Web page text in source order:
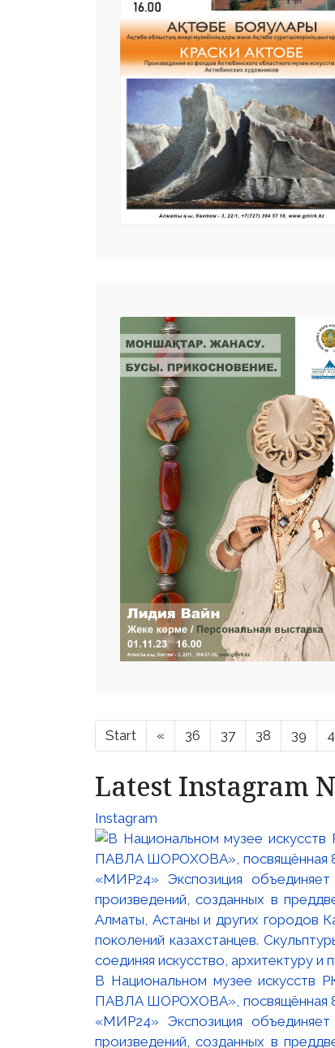
Start « 36 37 38 39
Latest Instagram
Instagram
В Национальном музее искусств
ПАВЛА ШОРОХОВА», посвящённая
«МИР24» Экспозиция
произведений, созданных в